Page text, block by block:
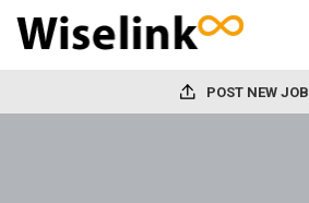
POST NEW JOB